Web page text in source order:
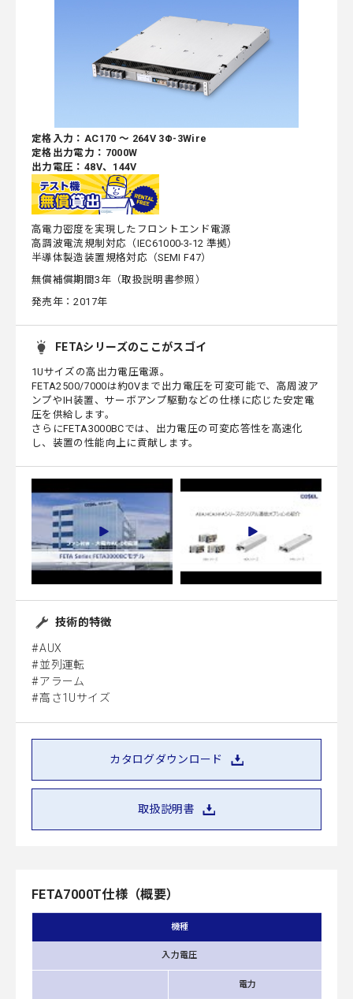
定格入力：AC170 ～ 264V 3Φ-3Wire
定格出力電力：7000W
出力電圧：48V、144V
高電力密度を実現したフロントエンド電源
高調波電流規制対応（IEC61000-3-12 準拠）
半導体製造装置規格対応（SEMI F47）
無償補償期間3年（取扱説明書参照）
発売年：2017年
FETAシリーズのここがスゴイ
1Uサイズの高出力電圧電源。
FETA2500/7000は約0Vまで出力電圧を可変可能で、高周波ア
ンプやIH装置、サーボアンプ駆動などの仕様に応じた安定電
圧を供給します。
さらにFETA3000BCでは、出力電圧の可変応答性を高速化
し、装置の性能向上に貢献します。
技術的特徴
AUX
並列運転
アラーム
高さ1Uサイズ
カタログダウンロード
取扱説明書
FETA7000T仕様（概要）
機種
入力電圧
電力